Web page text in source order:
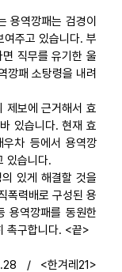
용역깡패는 검경이
주고 있습니다. 부
직무를 유기한 울
깡패 소탕령을 내려
제보에 근거해서 효
있습니다. 현재 효
우차 등에서 용역깡
있습니다.
있게 해결할 것을
폭력배로 구성된 용
용역깡패를 동원한
촉구합니다. <끝>
/ <한겨레21>